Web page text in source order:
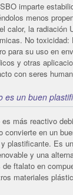
imparte
menos
calor, la radiación
No toxicidad:
para su uso en
y otras
con seres
es un buen
más reactivo
convierte en un
plastificante. Es
y una
ftalato en
materiales